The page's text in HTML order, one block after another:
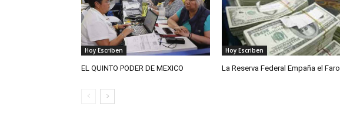
Hoy Escriben
EL QUINTO PODER DE MEXICO
Hoy Escriben
La Reserva Federal Empaña el Faro